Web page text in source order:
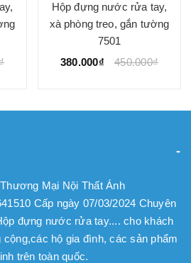
Hộp đựng nước rửa tay,
xà phòng treo, gắn tường
7501
380.000₫
450.000₫
Mại Nội Thất Ánh
Cấp ngày 07/03/2024 Chuyên
đựng nước rửa tay.... cho khách
hộ gia đình, các sản phẩm
trên toàn quốc.